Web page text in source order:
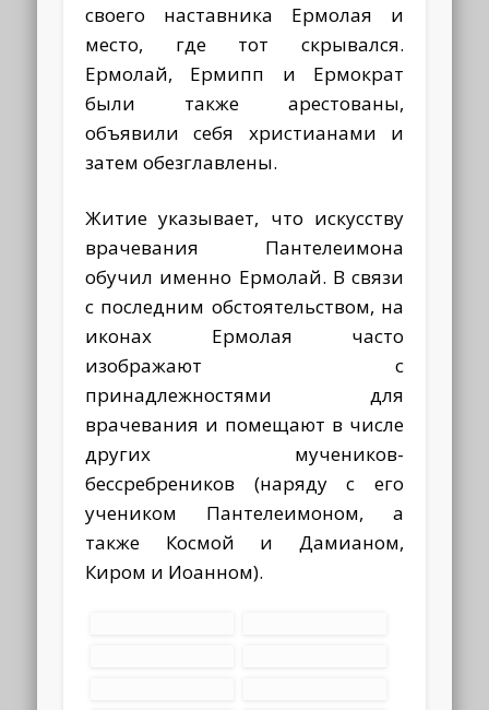
своего наставника Ермолая и
место, где тот скрывался.
Ермолай, Ермипп и Ермократ
были также арестованы,
объявили себя христианами и
затем обезглавлены.
Житие указывает, что искусству
врачевания Пантелеимона
обучил именно Ермолай. В связи
с последним обстоятельством, на
иконах Ермолая часто
изображают с
принадлежностями для
врачевания и помещают в числе
других мучеников-
бессребреников (наряду с его
учеником Пантелеимоном, а
также Космой и Дамианом,
Киром и Иоанном).